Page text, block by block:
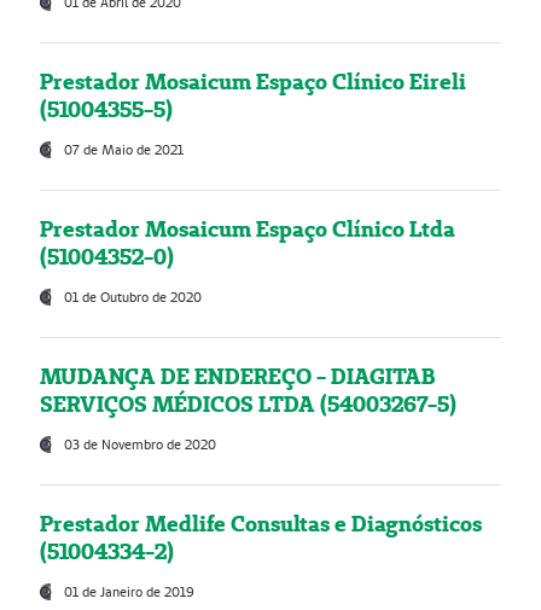
Prestador Mosaicum Espaço Clínico Eireli
(51004355-5)
07 de Maio de 2021
Prestador Mosaicum Espaço Clínico Ltda
(51004352-0)
01 de Outubro de 2020
MUDANÇA DE ENDEREÇO - DIAGITAB
SERVIÇOS MÉDICOS LTDA (54003267-5)
03 de Novembro de 2020
Prestador Medlife Consultas e Diagnósticos
(51004334-2)
01 de Janeiro de 2019